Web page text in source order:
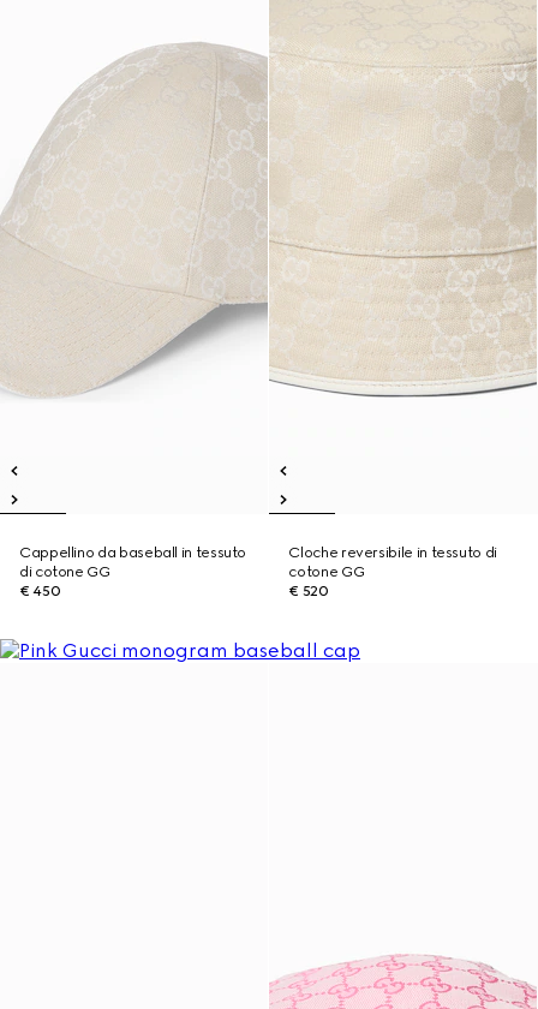
Cappellino da baseball in tessuto
di cotone GG
€ 450
Cloche reversibile in tessuto di
cotone GG
€ 520